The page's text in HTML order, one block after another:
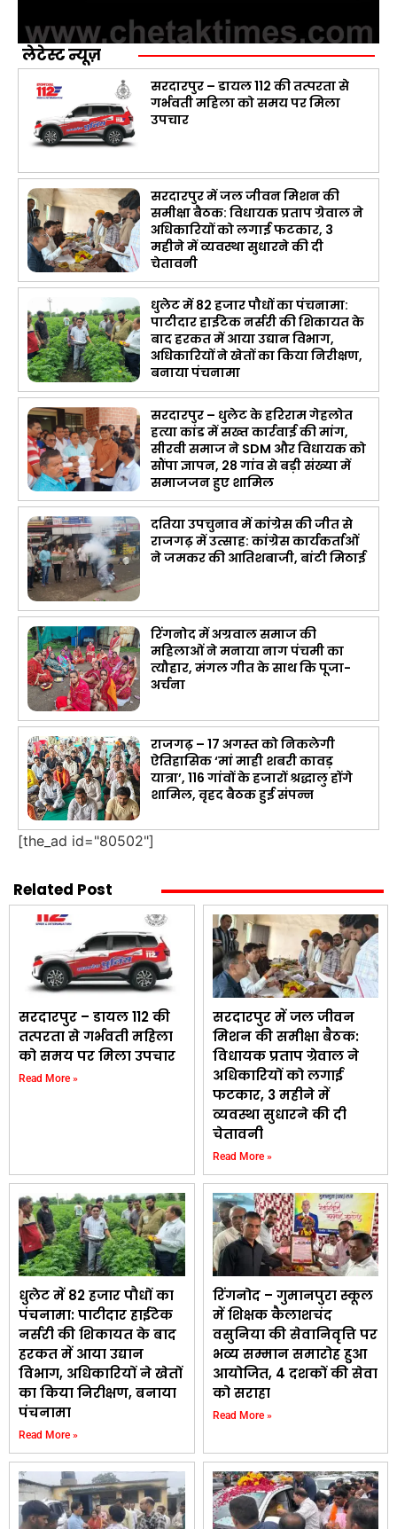
लेटेस्ट न्यूज़
सरदारपुर – डायल 112 की तत्परता से
गर्भवती महिला को समय पर मिला
उपचार
सरदारपुर में जल जीवन मिशन की
समीक्षा बैठक: विधायक प्रताप ग्रेवाल ने
अधिकारियों को लगाई फटकार, 3
महीने में व्यवस्था सुधारने की दी
चेतावनी
धुलेट में 82 हजार पौधों का पंचनामा:
पाटीदार हाईटेक नर्सरी की शिकायत के
बाद हरकत में आया उद्यान विभाग,
अधिकारियों ने खेतों का किया निरीक्षण,
बनाया पंचनामा
सरदारपुर – धुलेट के हरिराम गेहलोत
हत्या कांड में सख्त कार्रवाई की मांग,
सीरवी समाज ने SDM और विधायक को
सौंपा ज्ञापन, 28 गांव से बड़ी संख्या में
समाजजन हुए शामिल
दतिया उपचुनाव में कांग्रेस की जीत से
राजगढ़ में उत्साह: कांग्रेस कार्यकर्ताओं
ने जमकर की आतिशबाजी, बांटी मिठाई
रिंगनोद में अग्रवाल समाज की
महिलाओं ने मनाया नाग पंचमी का
त्यौहार, मंगल गीत के साथ कि पूजा-
अर्चना
राजगढ़ – 17 अगस्त को निकलेगी
ऐतिहासिक ‘मां माही शबरी कावड़
यात्रा’, 116 गांवों के हजारों श्रद्धालु होंगे
शामिल, वृहद बैठक हुई संपन्न
[the_ad id="80502"]
Related Post
सरदारपुर – डायल 112 की
तत्परता से गर्भवती महिला
को समय पर मिला उपचार
Read More »
सरदारपुर में जल जीवन
मिशन की समीक्षा बैठक:
विधायक प्रताप ग्रेवाल ने
अधिकारियों को लगाई
फटकार, 3 महीने में
व्यवस्था सुधारने की दी
चेतावनी
Read More »
धुलेट में 82 हजार पौधों का
पंचनामा: पाटीदार हाईटेक
नर्सरी की शिकायत के बाद
हरकत में आया उद्यान
विभाग, अधिकारियों ने खेतों
का किया निरीक्षण, बनाया
पंचनामा
Read More »
रिंगनोद – गुमानपुरा स्कूल
में शिक्षक कैलाशचंद
वसुनिया की सेवानिवृत्ति पर
भव्य सम्मान समारोह हुआ
आयोजित, 4 दशकों की सेवा
को सराहा
Read More »